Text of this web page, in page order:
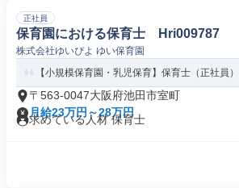
正社員
保育園における保育士 Hri009787
株式会社ゆいぴよ ゆい保育園
【小規模保育園・乳児保育】保育士（正社員）
〒563-0047大阪府池田市室町
月給23万円～28万円
求めている人材 保育士